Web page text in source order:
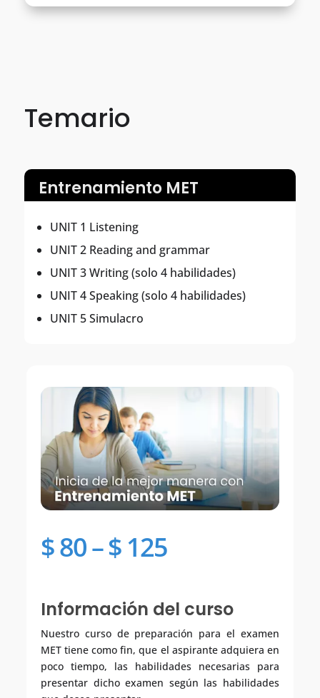
Temario
Entrenamiento MET
UNIT 1 Listening
UNIT 2 Reading and grammar
UNIT 3 Writing (solo 4 habilidades)
UNIT 4 Speaking (solo 4 habilidades)
UNIT 5 Simulacro
$80–$125
Información del curso
Nuestro curso de preparación para el examen
MET tiene como fin, que el aspirante adquiera en
poco tiempo, las habilidades necesarias para
presentar dicho examen según las habilidades